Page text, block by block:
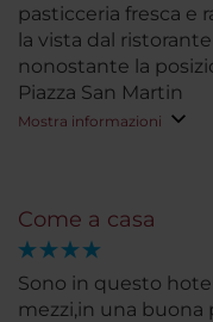
pasticceria fresca e
la vista dal
nonostante la
Piazza San Martin
Mostra informazioni
Come a casa
Sono in questo
mezzi,in una buona